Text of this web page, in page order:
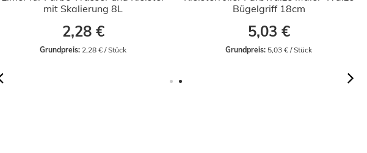
mit Skalierung 8L
2,28 €
Grundpreis: 2,28 € / Stück
Bügelgriff 18cm
5,03 €
Grundpreis: 5,03 € / Stück